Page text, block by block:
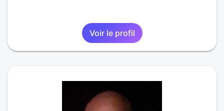
Voir le profil